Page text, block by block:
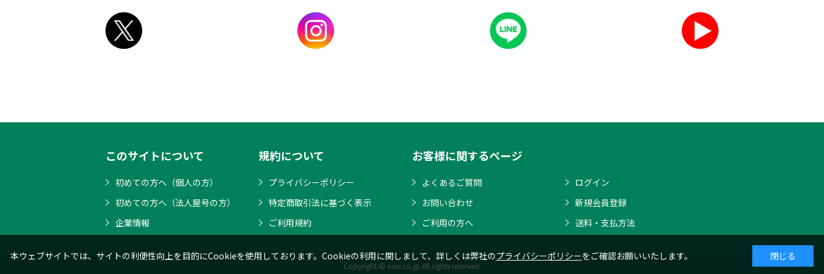
このサイトについて
初めての方へ（個人の方）
初めての方へ（法人屋号の方）
企業情報
規約について
プライバシーポリシー
特定商取引法に基づく表示
ご利用規約
お客様に関するページ
よくあるご質問
お問い合わせ
ご利用の方へ
ログイン
新規会員登録
送料・支払方法
Copyright © nou.co.jp All rights reserved.
本ウェブサイトでは、サイトの利便性向上を目的にCookieを使用しております。Cookieの利用に関しまして、詳しくは弊社のプライバシーポリシーをご確認お願いいたします。 閉じる